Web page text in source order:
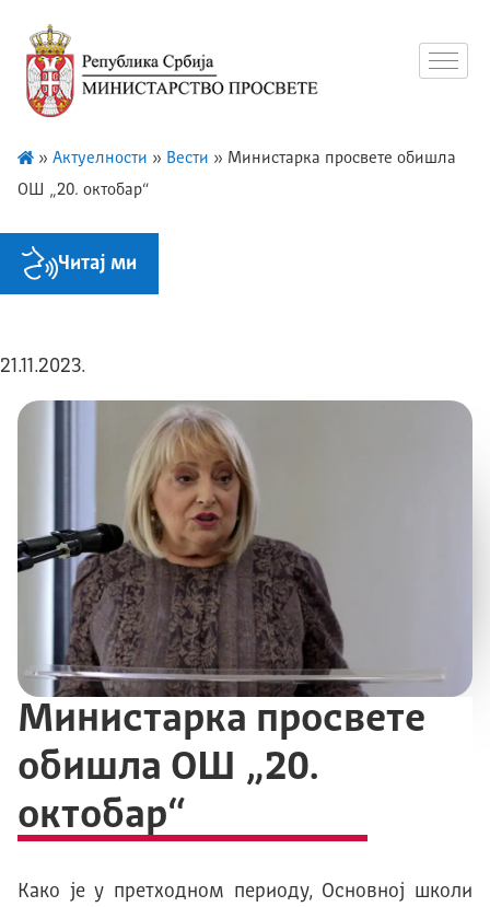
» Актуелности » Вести » Министарка просвете обишла
ОШ „20. октобар“
Читај ми
21.11.2023.
Министарка просвете
обишла ОШ „20.
октобар“
Како је у претходном периоду, Основној школи